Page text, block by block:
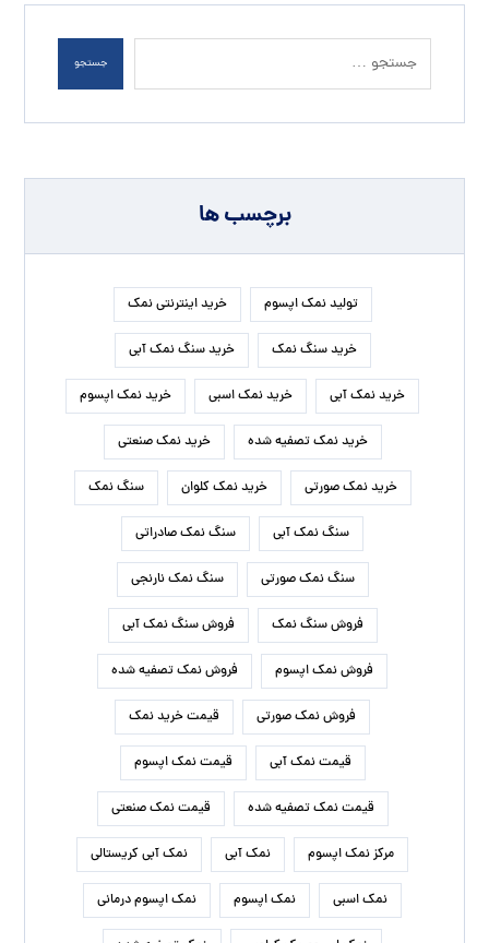
جستجو
برچسب ها
تولید نمک اپسوم خرید اینترنتی نمک
خرید سنگ نمک خرید سنگ نمک آبی
خرید نمک آبی خرید نمک اسبی خرید نمک اپسوم
خرید نمک تصفیه شده خرید نمک صنعتی
خرید نمک صورتی خرید نمک کلوان سنگ نمک
سنگ نمک آبی سنگ نمک صادراتی
سنگ نمک صورتی سنگ نمک نارنجی
فروش سنگ نمک فروش سنگ نمک آبی
فروش نمک اپسوم فروش نمک تصفیه شده
فروش نمک صورتی قیمت خرید نمک
قیمت نمک آبی قیمت نمک اپسوم
قیمت نمک تصفیه شده قیمت نمک صنعتی
مرکز نمک اپسوم نمک آبی نمک آبی کریستالی
نمک اسبی نمک اپسوم نمک اپسوم درمانی